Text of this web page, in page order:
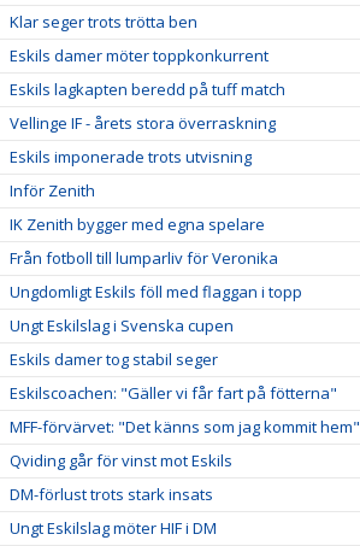
Klar seger trots trötta ben
Eskils damer möter toppkonkurrent
Eskils lagkapten beredd på tuff match
Vellinge IF - årets stora överraskning
Eskils imponerade trots utvisning
Inför Zenith
IK Zenith bygger med egna spelare
Från fotboll till lumparliv för Veronika
Ungdomligt Eskils föll med flaggan i topp
Ungt Eskilslag i Svenska cupen
Eskils damer tog stabil seger
Eskilscoachen: "Gäller vi får fart på fötterna"
MFF-förvärvet: "Det känns som jag kommit hem"
Qviding går för vinst mot Eskils
DM-förlust trots stark insats
Ungt Eskilslag möter HIF i DM